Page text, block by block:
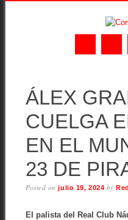
content
ÁLEX
CUELGA
EN EL
23 DE
Posted onjulio 19, 2024 by
El palista del Real Club